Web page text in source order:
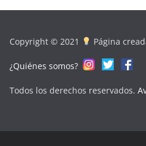
Copyright © 2021 Página
¿Quiénes somos?
Todos los derechos reservados.